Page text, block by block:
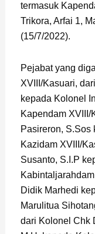
termasuk
Trikora, Arfai 1,
(15/7/2022).
Pejabat yang
XVIII/Kasuari,
kepada Kolonel
Kapendam
Pasireron, S.Sos
Kazidam XVIII/
Susanto, S.I.P
Didik Marhedi
Marulitua
dari Kolonel Chk